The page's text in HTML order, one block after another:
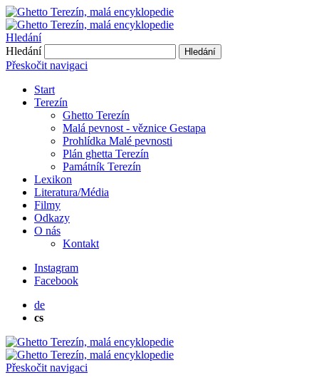
Hledání
Hledání
Hledání
Přeskočit navigaci
Start
Terezín
Ghetto Terezín
Malá pevnost - věznice Gestapa
Prohlídka Malé pevnosti
Plán ghetta Terezín
Památník Terezín
Lexikon
Literatura/Média
Filmy
Odkazy
O nás
Kontakt
Instagram
Facebook
de
cs
Přeskočit navigaci